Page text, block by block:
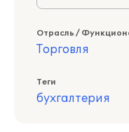
Отрасль /
Торговля
Теги
бухгалтерия